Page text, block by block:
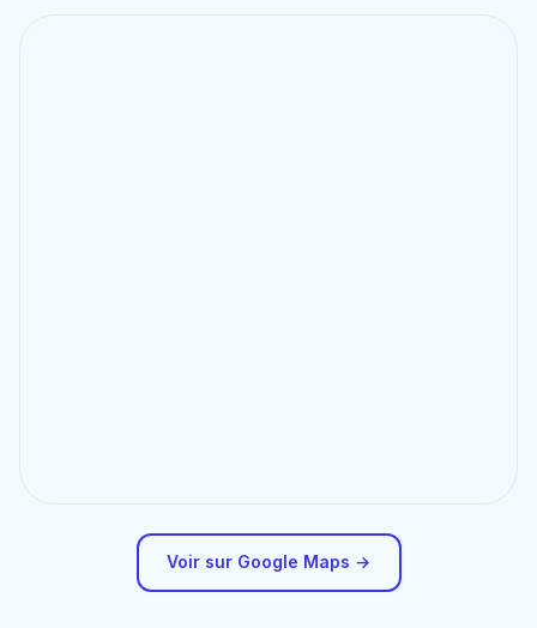
Voir sur Google Maps →